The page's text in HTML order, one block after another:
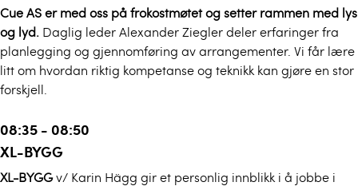
Cue AS er med oss på frokostmøtet og setter rammen med lys
og lyd. Daglig leder Alexander Ziegler deler erfaringer fra
planlegging og gjennomføring av arrangementer. Vi får lære
litt om hvordan riktig kompetanse og teknikk kan gjøre en stor
forskjell.
08:35 - 08:50
XL-BYGG
XL-BYGGv/ Karin Hägg gir et personlig innblikk i å jobbe i